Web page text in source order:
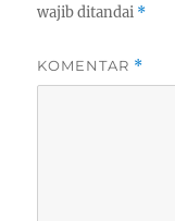
wajib ditandai *
KOMENTAR *